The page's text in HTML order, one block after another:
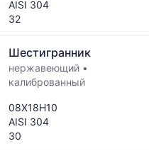
AISI 304
32
Шестигранник
нержавеющий •
калиброванный
08Х18Н10
AISI 304
30